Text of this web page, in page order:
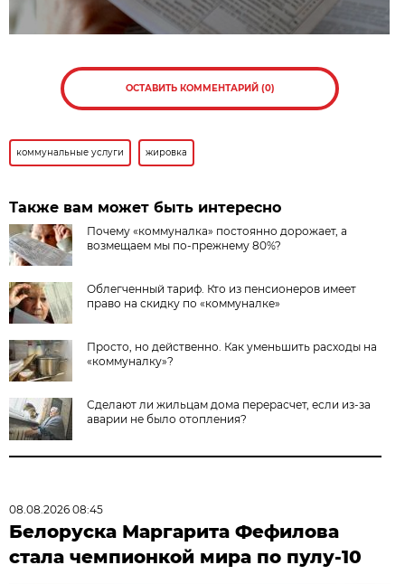
ОСТАВИТЬ КОММЕНТАРИЙ (0)
коммунальные услуги жировка
Также вам может быть интересно
Почему «коммуналка» постоянно дорожает, а
возмещаем мы по-прежнему 80%?
Облегченный тариф. Кто из пенсионеров имеет
право на скидку по «коммуналке»
Просто, но действенно. Как уменьшить расходы на
«коммуналку»?
Сделают ли жильцам дома перерасчет, если из-за
аварии не было отопления?
08.08.2026 08:45
Белоруска Маргарита Фефилова
стала чемпионкой мира по пулу-10